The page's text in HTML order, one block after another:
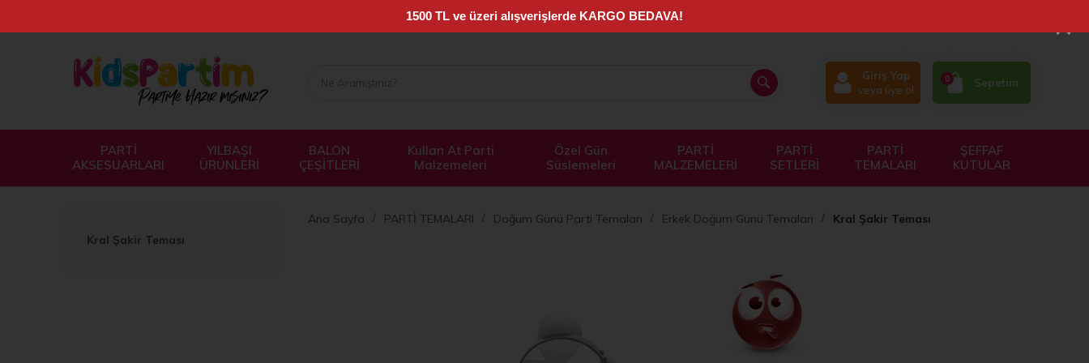
Giriş Yap
veya üye ol
0 Sepetim
PARTİ
AKSESUARLARI
YILBAŞI
ÜRÜNLERİ
BALON
ÇEŞİTLERİ
Kullan At Parti
Malzemeleri
Özel Gün
Süslemeleri
PARTİ
MALZEMELERİ
PARTİ
SETLERİ
PARTİ
TEMALARI
ŞEFFAF
KUTULAR
Kral Şakir Teması
Ana Sayfa PARTİ TEMALARI Doğum Günü Parti Temaları Erkek Doğum Günü Temaları Kral Şakir Teması
×